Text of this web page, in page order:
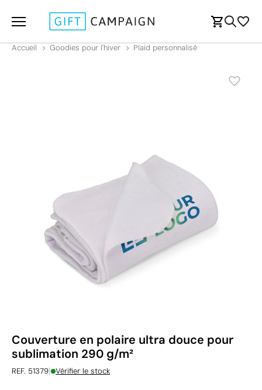
Accueil Goodies pour l'hiver Plaid personnalisé
Couverture en polaire ultra douce pour
sublimation 290 g/m²
REF. 51379| Vérifier le stock